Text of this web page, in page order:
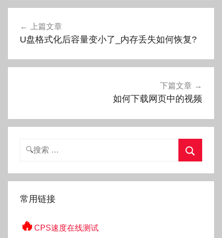
航
上篇文章
U盘格式化后容量变小了_内存丢失如何恢复?
下篇文章
如何下载网页中的视频
搜
索
常用链接
🔥 CPS速度在线测试